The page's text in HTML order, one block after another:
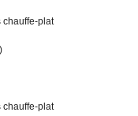
chauffe-plat
chauffe-plat